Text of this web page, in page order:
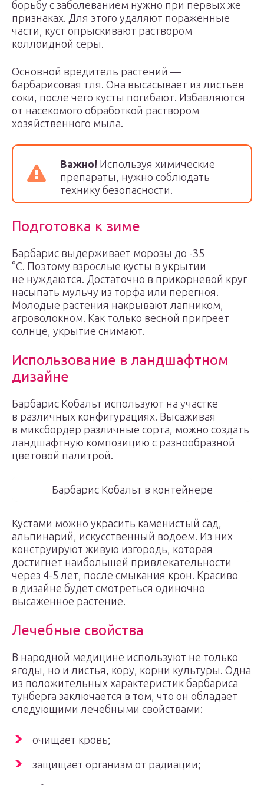
борьбу с заболеванием нужно при первых же
признаках. Для этого удаляют пораженные
части, куст опрыскивают раствором
коллоидной серы.
Основной вредитель растений —
барбарисовая тля. Она высасывает из листьев
соки, после чего кусты погибают. Избавляются
от насекомого обработкой раствором
хозяйственного мыла.
Важно! Используя химические
препараты, нужно соблюдать
технику безопасности.
Подготовка к зиме
Барбарис выдерживает морозы до -35
°С. Поэтому взрослые кусты в укрытии
не нуждаются. Достаточно в прикорневой круг
насыпать мульчу из торфа или перегноя.
Молодые растения накрывают лапником,
агроволокном. Как только весной пригреет
солнце, укрытие снимают.
Использование в ландшафтном
дизайне
Барбарис Кобальт используют на участке
в различных конфигурациях. Высаживая
в миксбордер различные сорта, можно создать
ландшафтную композицию с разнообразной
цветовой палитрой.
Барбарис Кобальт в контейнере
Кустами можно украсить каменистый сад,
альпинарий, искусственный водоем. Из них
конструируют живую изгородь, которая
достигнет наибольшей привлекательности
через 4-5 лет, после смыкания крон. Красиво
в дизайне будет смотреться одиночно
высаженное растение.
Лечебные свойства
В народной медицине используют не только
ягоды, но и листья, кору, корни культуры. Одна
из положительных характеристик барбариса
тунберга заключается в том, что он обладает
следующими лечебными свойствами:
очищает кровь;
защищает организм от радиации;